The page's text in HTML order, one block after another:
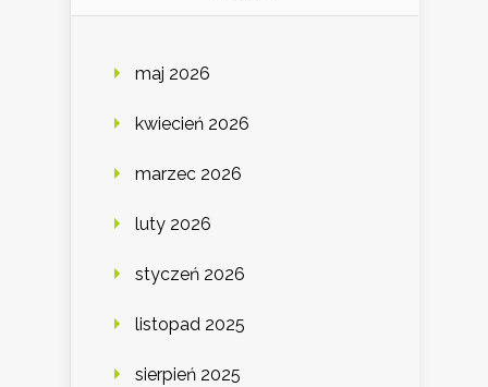
maj 2026
kwiecień 2026
marzec 2026
luty 2026
styczeń 2026
listopad 2025
sierpień 2025